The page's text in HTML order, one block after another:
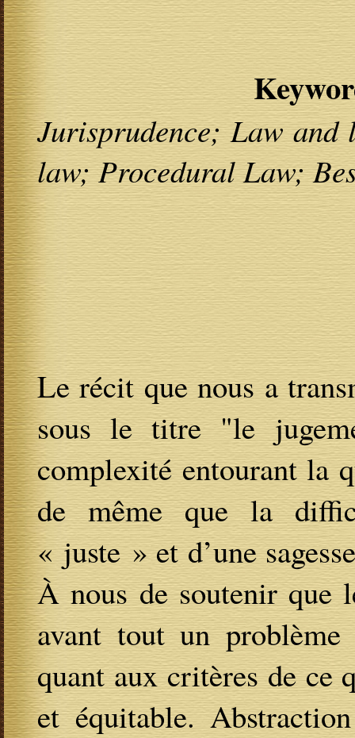
Jurisprudence; Law
law; Procedural Law;
Le récit que nous a
sous le titre "le
complexité entourant la
de même que la
« juste » et d’une
À nous de soutenir que
avant tout un problème
quant aux critères de ce
et équitable.